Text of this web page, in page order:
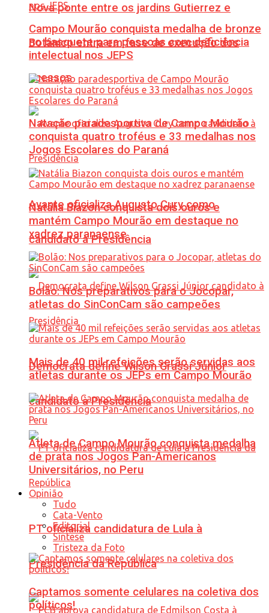
Nova ponte entre os jardins Gutierrez e
Botânico entra em fase de execução dos
acessos
Avante oficializa Augusto Cury como
candidato à Presidência
Democrata define Wilson Grassi Júnior
candidato à Presidência
PT oficializa candidatura de Lula à
Presidência da República
Campo Mourão conquista medalha de bronze
no basquete para pessoas com deficiência
intelectual nos JEPS
Natação paradesportiva de Campo Mourão
conquista quatro troféus e 33 medalhas nos
Jogos Escolares do Paraná
Natália Biazon conquista dois ouros e
mantém Campo Mourão em destaque no
xadrez paranaense
Bolão: Nos preparativos para o Jocopar,
atletas do SinConCam são campeões
Mais de 40 mil refeições serão servidas aos
atletas durante os JEPs em Campo Mourão
Atleta de Campo Mourão conquista medalha
de prata nos Jogos Pan-Americanos
Universitários, no Peru
Opinião
Tudo
Cata-Vento
Editorial
Síntese
Tristeza da Foto
Captamos somente celulares na coletiva dos
políticos!